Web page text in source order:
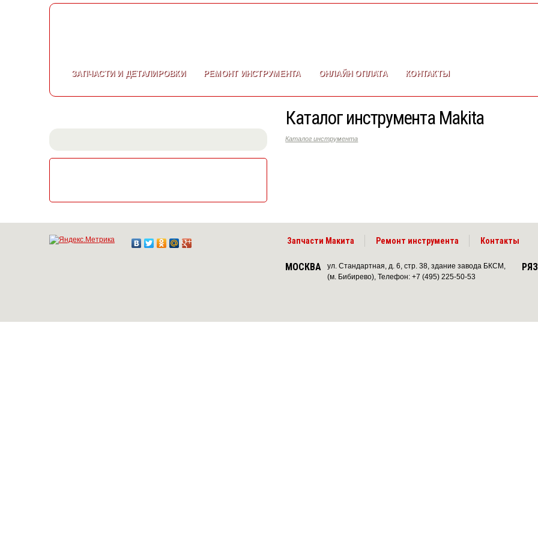
ЗАПЧАСТИИ ДЕТАЛИРОВКИ РЕМОНТИНСТРУМЕНТА ОНЛАЙН ОПЛАТА КОНТАКТЫ
Каталог инструмента Makita
Каталог инструмента
Запчасти Макита Ремонт инструмента Контакты
МОСКВА
ул. Стандартная, д. 6, стр. 38, здание завода БКСМ,
(м. Бибирево), Телефон: +7 (495) 225-50-53